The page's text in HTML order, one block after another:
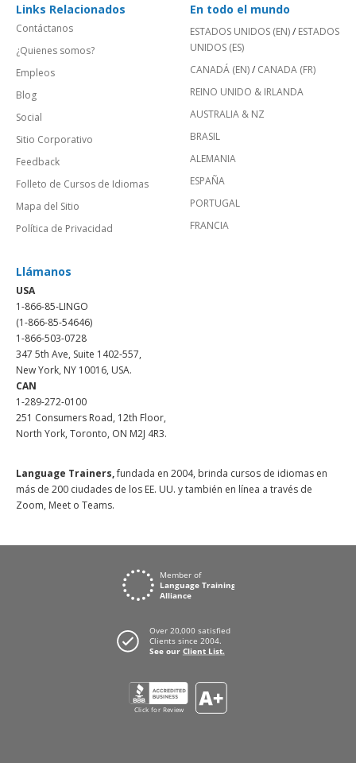
Links Relacionados
Contáctanos
¿Quienes somos?
Empleos
Blog
Social
Sitio Corporativo
Feedback
Folleto de Cursos de Idiomas
Mapa del Sitio
Política de Privacidad
En todo el mundo
ESTADOS UNIDOS (EN)/ ESTADOS
UNIDOS (ES)
CANADÁ (EN)/ CANADA (FR)
REINO UNIDO & IRLANDA
AUSTRALIA & NZ
BRASIL
ALEMANIA
ESPAÑA
PORTUGAL
FRANCIA
Llámanos
USA
1-866-85-LINGO
(1-866-85-54646)
1-866-503-0728
347 5th Ave, Suite 1402-557,
New York, NY 10016, USA.
CAN
1-289-272-0100
251 Consumers Road, 12th Floor,
North York, Toronto, ON M2J 4R3.
Language Trainers,fundada en 2004, brinda cursos de idiomas en
más de 200 ciudades de los EE. UU. y también en línea a través de
Zoom, Meet o Teams.